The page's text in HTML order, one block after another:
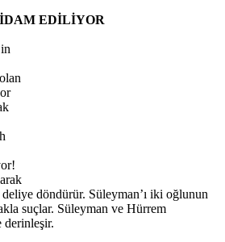
EDİLİYOR
döndürür. Süleyman’ı iki oğlunun
suçlar. Süleyman ve Hürrem
derinleşir.